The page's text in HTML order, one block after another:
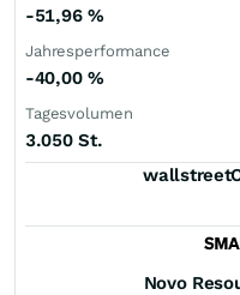
-51,96 %
Jahresperformance
-40,00 %
Tagesvolumen
3.050 St.
Novo